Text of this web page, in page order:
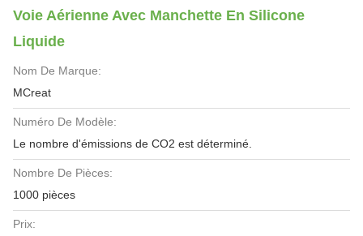
Voie Aérienne Avec Manchette En Silicone
Liquide
Nom De Marque:
MCreat
Numéro De Modèle:
Le nombre d'émissions de CO2 est déterminé.
Nombre De Pièces:
1000 pièces
Prix: